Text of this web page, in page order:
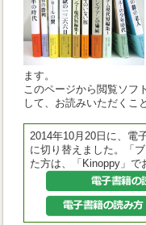
ます。
このページから閲覧ソフ
して、お読みいただくこ
2014年10月20日に、電
に切り替えました。「
た方は、「Kinoppy」で